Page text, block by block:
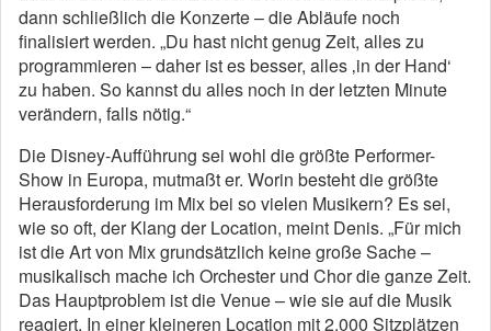
dann schließlich die Konzerte – die Abläufe noch
finalisiert werden. „Du hast nicht genug Zeit, alles zu
programmieren – daher ist es besser, alles ‚in der Hand‘
zu haben. So kannst du alles noch in der letzten Minute
verändern, falls nötig.“
Die Disney-Aufführung sei wohl die größte Performer-
Show in Europa, mutmaßt er. Worin besteht die größte
Herausforderung im Mix bei so vielen Musikern? Es sei,
wie so oft, der Klang der Location, meint Denis. „Für mich
ist die Art von Mix grundsätzlich keine große Sache –
musikalisch mache ich Orchester und Chor die ganze Zeit.
Das Hauptproblem ist die Venue – wie sie auf die Musik
reagiert. In einer kleineren Location mit 2.000 Sitzplätzen